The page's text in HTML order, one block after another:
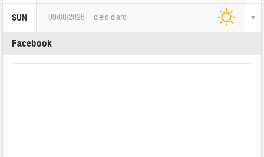
SUN 09/08/2026 cielo claro
Facebook